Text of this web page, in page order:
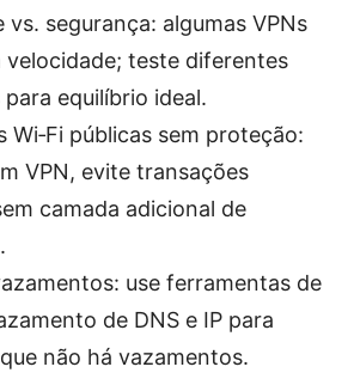
vs. segurança: algumas VPNs
velocidade; teste diferentes
equilíbrio ideal.
Wi‑Fi públicas sem proteção:
VPN, evite transações
camada adicional de
use ferramentas de
de DNS e IP para
não há vazamentos.